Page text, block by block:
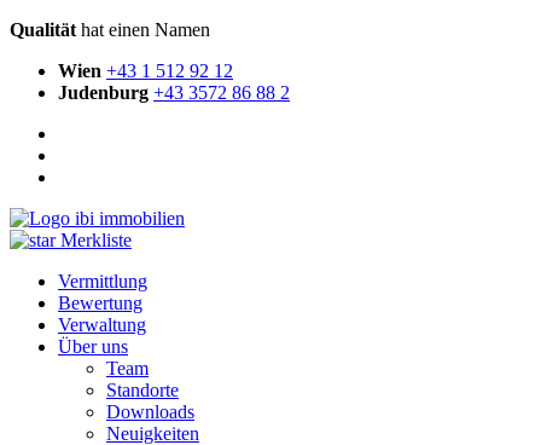
Qualität hat einen Namen
Wien +43 1 512 92 12
Judenburg +43 3572 86 88 2
Merkliste
Vermittlung
Bewertung
Verwaltung
Über uns
Team
Standorte
Downloads
Neuigkeiten